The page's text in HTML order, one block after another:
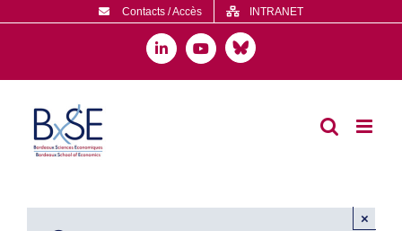
au
Contacts / Accès INTRANET
LinkedInYouTubeBluesky
×